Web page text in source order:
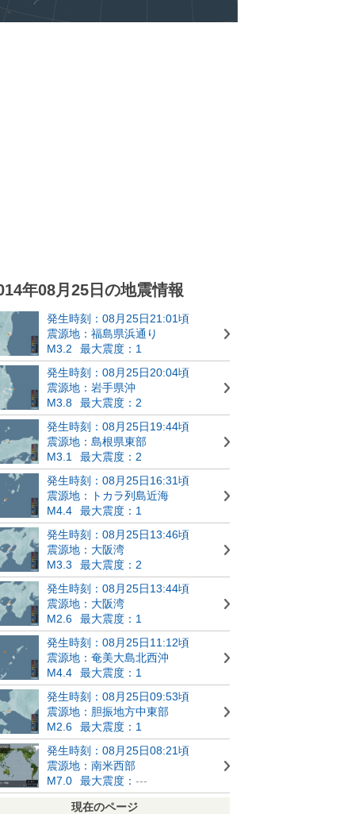
年08月25日の地震情報
発生時刻：08月25日21:01頃
震源地：福島県浜通り
M3.2
最大震度：1
発生時刻：08月25日20:04頃
震源地：岩手県沖
M3.8
最大震度：2
発生時刻：08月25日19:44頃
震源地：島根県東部
M3.1
最大震度：2
発生時刻：08月25日16:31頃
震源地：トカラ列島近海
M4.4
最大震度：1
発生時刻：08月25日13:46頃
震源地：大阪湾
M3.3
最大震度：2
発生時刻：08月25日13:44頃
震源地：大阪湾
M2.6
最大震度：1
発生時刻：08月25日11:12頃
震源地：奄美大島北西沖
M4.4
最大震度：1
発生時刻：08月25日09:53頃
震源地：胆振地方中東部
M2.6
最大震度：1
発生時刻：08月25日08:21頃
震源地：南米西部
M7.0
最大震度： ---
現在のページ